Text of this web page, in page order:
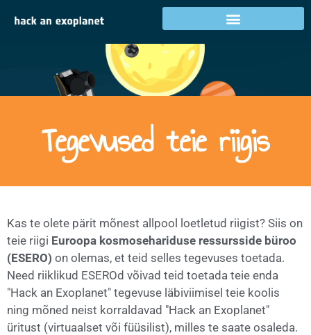
Tegevused teie riigis
Kas te olete pärit mõnest allpool loetletud riigist? Siis on
teie riigi Euroopa kosmosehariduse ressursside büroo
(ESERO) on olemas, et teid selles tegevuses toetada.
Need riiklikud ESEROd võivad teid toetada teie enda
"Hack an Exoplanet" tegevuse läbiviimisel teie koolis
ning mõned neist korraldavad "Hack an Exoplanet"
üritust (virtuaalset või füüsilist), milles te saate osaleda.